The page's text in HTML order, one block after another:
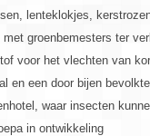
lenteklokjes,
groenbemesters ter
voor het vlechten van
en een door bijen
waar insecten
in ontwikkeling